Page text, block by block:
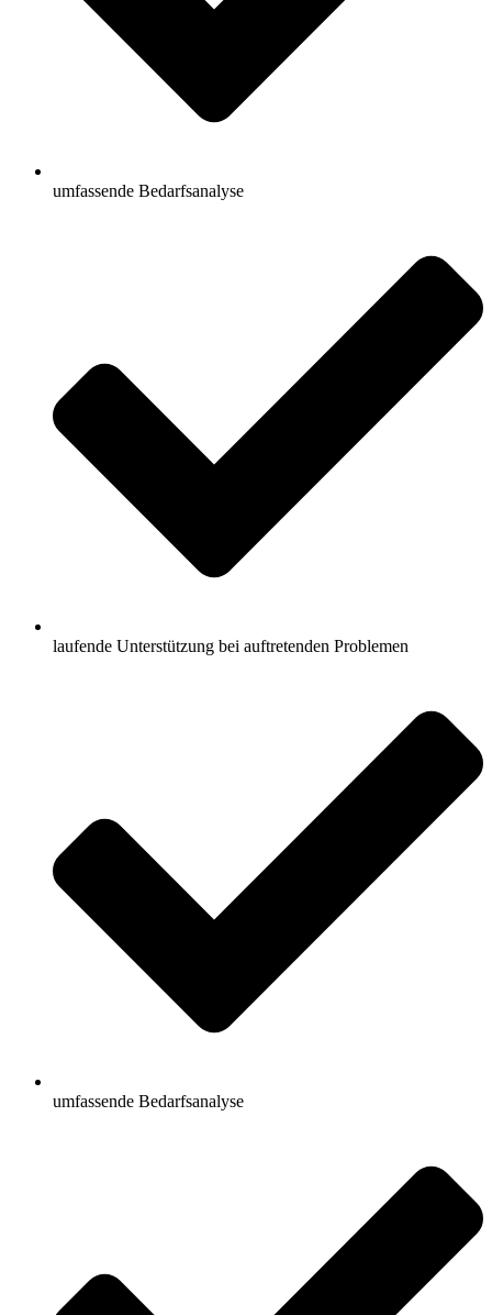
umfassende Bedarfsanalyse
laufende Unterstützung bei auftretenden Problemen
umfassende Bedarfsanalyse